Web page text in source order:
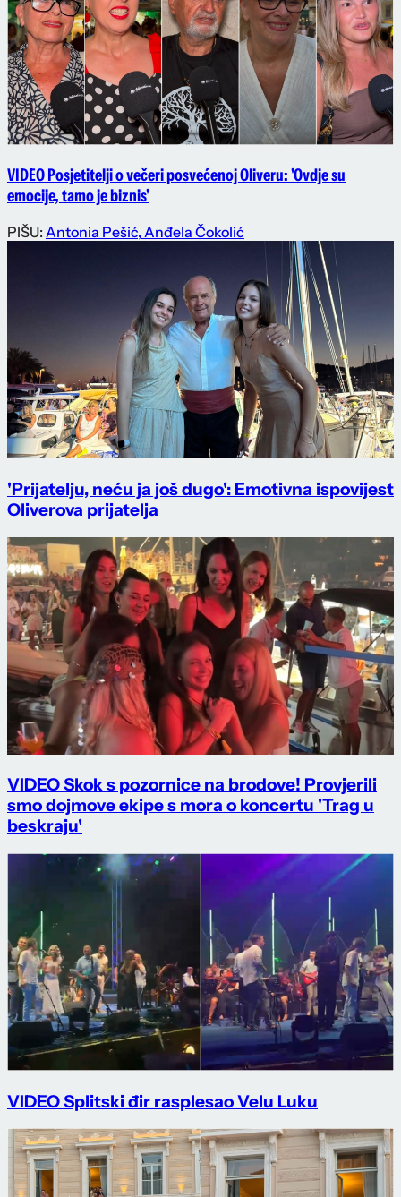
VIDEO Posjetitelji o večeri posvećenoj Oliveru: 'Ovdje su
emocije, tamo je biznis'
PIŠU: Antonia Pešić,Anđela Čokolić
'Prijatelju, neću ja još dugo': Emotivna ispovijest
Oliverova prijatelja
VIDEO Skok s pozornice na brodove! Provjerili
smo dojmove ekipe s mora o koncertu 'Trag u
beskraju'
VIDEO Splitski đir rasplesao Velu Luku